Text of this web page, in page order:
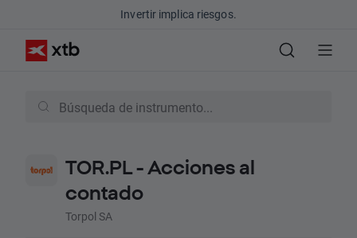
Invertir implica riesgos.
TOR.PL - Acciones al
contado
Torpol SA